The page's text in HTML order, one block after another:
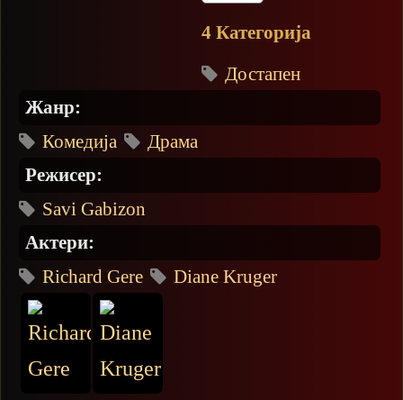
4 Категорија
Достапен
Жанр:
Комедија
Драма
Режисер:
Savi Gabizon
Актери:
Richard Gere
Diane Kruger